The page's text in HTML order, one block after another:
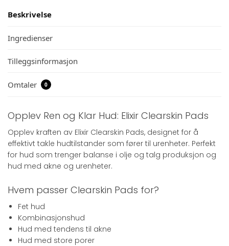
Beskrivelse
Ingredienser
Tilleggsinformasjon
Omtaler 0
Opplev Ren og Klar Hud: Elixir Clearskin Pads
Opplev kraften av Elixir Clearskin Pads, designet for å
effektivt takle hudtilstander som fører til urenheter. Perfekt
for hud som trenger balanse i olje og talg produksjon og
hud med akne og urenheter.
Hvem passer Clearskin Pads for?
Fet hud
Kombinasjonshud
Hud med tendens til akne
Hud med store porer